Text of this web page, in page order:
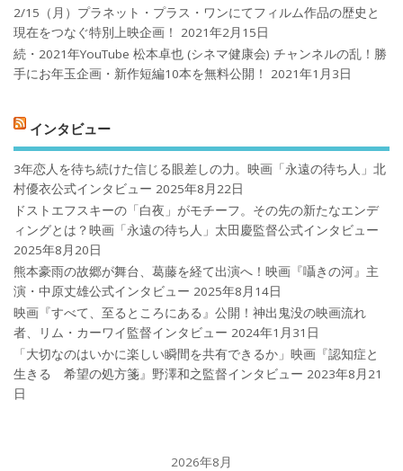
2/15（月）プラネット・プラス・ワンにてフィルム作品の歴史と
現在をつなぐ特別上映企画！
2021年2月15日
続・2021年YouTube 松本卓也 (シネマ健康会) チャンネルの乱！勝
手にお年玉企画・新作短編10本を無料公開！
2021年1月3日
インタビュー
3年恋人を待ち続けた信じる眼差しの力。映画「永遠の待ち人」北
村優衣公式インタビュー 2025年8月22日
ドストエフスキーの「白夜」がモチーフ。その先の新たなエンデ
ィングとは？映画「永遠の待ち人」太田慶監督公式インタビュー
2025年8月20日
熊本豪雨の故郷が舞台、葛藤を経て出演へ！映画『囁きの河』主
演・中原丈雄公式インタビュー 2025年8月14日
映画『すべて、至るところにある』公開！神出鬼没の映画流れ
者、リム・カーワイ監督インタビュー 2024年1月31日
「大切なのはいかに楽しい瞬間を共有できるか」映画『認知症と
生きる 希望の処方箋』野澤和之監督インタビュー 2023年8月21
日
2026年8月